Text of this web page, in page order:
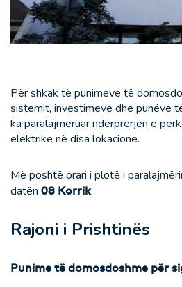
Për shkak të punimeve të
sistemit, investimeve dhe punëve
ka paralajmëruar ndërprerjen e
elektrike në disa lokacione.
Më poshtë orari i plotë i
datën 08 Korrik:
Rajoni i Prishtinës
Punime të domosdoshme për